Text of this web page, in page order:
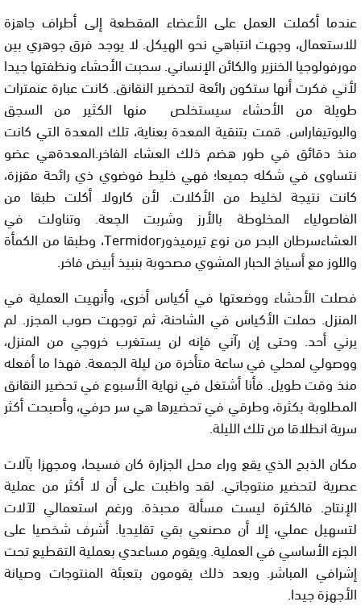
عندما أكملت العمل على الأعضاء المقطعة إلى أطراف جاهزة
للاستعمال، وجهت انتباهي نحو الهيكل. لا يوجد فرق جوهري بين
مورفولوجيا الخنزير والكائن الإنساني. سحبت الأحشاء ونظفتها جيدا
لأني فكرت أنها ستكون رائعة لتحضير النقانق. كانت عبارة عنمترات
طويلة من الأحشاء سيستخلص منها الكثير من السجق
والبوتيفاراس. قمت بتنقية المعدة بعناية، تلك المعدة التي كانت
منذ دقائق في طور هضم ذلك العشاء الفاخر.المعدةهي عضو
نتساوى في شكله جميعا؛ فهي خليط فوضوي ذي رائحة مقززة،
كانت نتيجة لخليط من الأكلات. لأن كارولا أكلت طبقا من
الفاصولياء المخلوطة بالأرز وشربت الجعة. وتناولت في
العشاءسرطان البحر من نوع تيرميذورTermidor، وطبقا من الكمأة
واللوز مع أسياخ الحبار المشوي مصحوبة بنبيذ أبيض فاخر.
فصلت الأحشاء ووضعتها في أكياس أخرى، وأنهيت العملية في
المنزل. حملت الأكياس في الشاحنة، ثم توجهت صوب المجزر. لم
يرني أحد. وحتى إن رآني فإنه لن يستغرب خروجي من المنزل،
ووصولي لمحلي في ساعة متأخرة من ليلة الجمعة. فهذا ما أفعله
منذ وقت طويل. فأنا أشتغل في نهاية الأسبوع في تحضير النقانق
المطلوبة بكثرة، وطرقي في تحضيرها هي سر حرفي، وأصبحت أكثر
سرية انطلاقا من تلك الليلة.
مكان الذبح الذي يقع وراء محل الجزارة كان فسيحا، ومجهزا بآلات
عصرية لتحضير منتوجاتي. لقد واظبت على أن لا أكثر من عملية
الإنتاج. فالكثرة ليست مسألة محبذة. ورغم استعمالي لآلات
لتسهيل عملي، إلا أن مصنعي بقي تقليديا. أشرف شخصيا على
الجزء الأساسي في العملية. ويقوم مساعدي بعملية التقطيع تحت
إشرافي المباشر. وبعد ذلك يقومون بتعبئة المنتوجات وصيانة
الأجهزة جيدا.